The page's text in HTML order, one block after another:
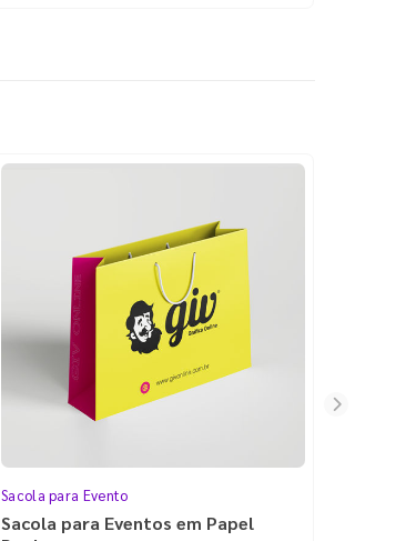
Sacola para Evento
Sacola para Eventos em Papel